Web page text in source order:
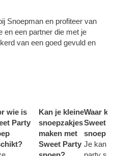
Snoepman en profiteer van
en een partner die met je
van een goed gevuld en
wie is
Party
Kan je kleine
snoepzakjes
maken met
Sweet Party
Waar
Sweet
snoep
Je kan